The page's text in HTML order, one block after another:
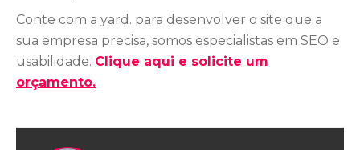
Conte com a yard. para desenvolver o site que a
sua empresa precisa, somos especialistas em SEO e
usabilidade. Clique aqui e solicite um
orçamento.